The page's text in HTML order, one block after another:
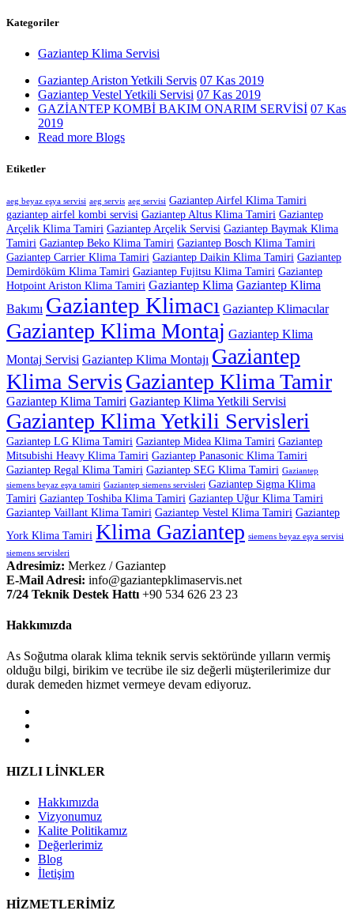
Kategoriler
Gaziantep Klima Servisi
Gaziantep Ariston Yetkili Servis 07 Kas 2019
Gaziantep Vestel Yetkili Servisi 07 Kas 2019
GAZİANTEP KOMBİ BAKIM ONARIM SERVİSİ 07 Kas
2019
Read more Blogs
Etiketler
aeg beyaz eşya servisi aeg servis aeg servisi Gaziantep Airfel Klima Tamiri
gaziantep airfel kombi servisi Gaziantep Altus Klima Tamiri Gaziantep
Arçelik Klima Tamiri Gaziantep Arçelik Servisi Gaziantep Baymak Klima
Tamiri Gaziantep Beko Klima Tamiri Gaziantep Bosch Klima Tamiri
Gaziantep Carrier Klima Tamiri Gaziantep Daikin Klima Tamiri Gaziantep
Demirdöküm Klima Tamiri Gaziantep Fujitsu Klima Tamiri Gaziantep
Hotpoint Ariston Klima Tamiri Gaziantep Klima Gaziantep Klima
Bakımı Gaziantep Klimacı Gaziantep Klimacılar
Gaziantep Klima Montaj Gaziantep Klima
Montaj Servisi Gaziantep Klima Montajı Gaziantep
Klima ServisGaziantep Klima Tamir
Gaziantep Klima Tamiri Gaziantep Klima Yetkili Servisi
Gaziantep Klima Yetkili Servisleri
Gaziantep LG Klima Tamiri Gaziantep Midea Klima Tamiri Gaziantep
Mitsubishi Heavy Klima Tamiri Gaziantep Panasonic Klima Tamiri
Gaziantep Regal Klima Tamiri Gaziantep SEG Klima Tamiri Gaziantep
siemens beyaz eşya tamiri Gaziantep siemens servisleri Gaziantep Sigma Klima
Tamiri Gaziantep Toshiba Klima Tamiri Gaziantep Uğur Klima Tamiri
Gaziantep Vaillant Klima Tamiri Gaziantep Vestel Klima Tamiri Gaziantep
York Klima Tamiri Klima Gaziantep siemens beyaz eşya servisi
siemens servisleri
Adresimiz: Merkez / Gaziantep
E-Mail Adresi: info@gaziantepklimaservis.net
7/24 Teknik Destek Hattı +90 534 626 23 23
Hakkımızda
As Soğutma olarak klima teknik servis sektöründe yılların vermiş
olduğu bilgi, birikim ve tecrübe ile siz değerli müşterilerimize dur
durak demeden hizmet vermeye devam ediyoruz.
HIZLI LİNKLER
Hakkımızda
Vizyonumuz
Kalite Politikamız
Değerlerimiz
Blog
İletişim
HİZMETLERİMİZ